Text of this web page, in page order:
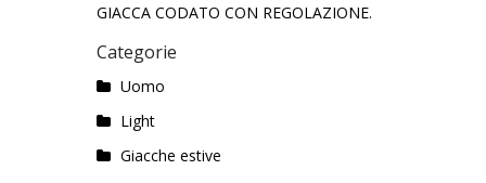
GIACCA CODATO CON REGOLAZIONE.
Categorie
Uomo
Light
Giacche estive